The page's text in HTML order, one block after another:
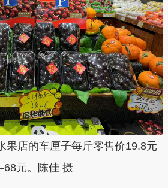
果店的车厘子每斤零售价19.8元
元。陈佳 摄